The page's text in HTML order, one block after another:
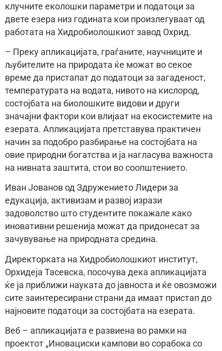
клучните еколошки параметри и податоци за
двете езера низ годината кои произлегуваат од
работата на Хидробиолошкиот завод Охрид.
– Преку апликацијата, граѓаните, научниците и
љубителите на природата ќе можат во секое
време да пристапат до податоци за загаденост,
температурата на водата, нивото на кислород,
состојбата на биолошките видови и други
значајни фактори кои влијаат на екосистемите на
езерата. Апликацијата претставува практичен
начин за подобро разбирање на состојбата на
овие природни богатства и ја нагласува важноста
на нивната заштита, стои во соопштението.
Иван Јованов од Здружението Лидери за
едукација, активизам и развој изрази
задоволство што студентите покажале како
иновативни решенија можат да придонесат за
зачувување на природната средина.
Директорката на Хидробиолошкиот институт,
Орхидеја Тасевска, посочува дека апликацијата
ќе ја приближи науката до јавноста и ќе овозможи
сите заинтересирани страни да имаат пристап до
најновите податоци за состојбата на езерата.
Веб – апликацијата е развиена во рамки на
проектот „Иновациски кампови во сорабока со